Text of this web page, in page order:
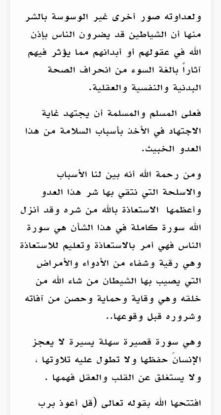
ولعداوته صور أخرى غير الوسوسة بالشر
منها أن الشياطين قد يضرون الناس بإذن
الله في عقولهم أو أبدانهم مما يؤثر فيهم
آثاراً بالغة السوء من انحراف الصحة
البدنية والنفسية والعقلية.
فعلى المسلم والمسلمة أن يجتهد غاية
الاجتهاد في الأخذ بأسباب السلامة من هذا
العدو الخبيث.
ومن رحمة الله أنه بين لنا الأسباب
والاسلحة التي نتقي بها شر هذا العدو
وأعظمها الاستعاذة بالله من شره وقد أنزل
الله سورة كاملة في هذا الشأن هي سورة
الناس فهي أمر بالاستعاذة وتعليم للاستعاذة
وهي رقية وشفاء من الأدواء والأمراض
التي يصيب بها الشيطان من شاء الله من
خلقه وهي وقاية وحماية وحصن من آفاته
وشروره قبل وقوعها..
وهي سورة قصيرة سهلة يسيرة لا يعجز
الإنسانَ حفظها ولا تطول عليه تلاوتها ،
ولا يستغلق عن القلب والعقل فهمها .
افتتحها الله بقوله تعالى (قل أعوذ برب